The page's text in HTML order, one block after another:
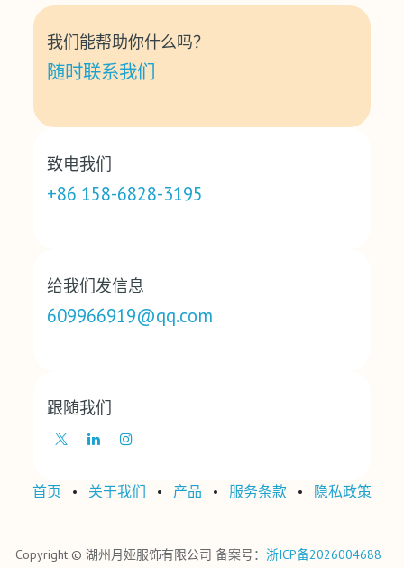
我们能帮助你什么吗？
随时联系我们
致电我们
+86 158-6828-3195
给我们发信息
609966919@qq.com
跟随我们
首页 • 关于我们 • 产品 • ‎服务条款‎ • ‎隐私政策‎
Copyright © 湖州月娅服饰有限公司 备案号： 浙ICP备2026004688